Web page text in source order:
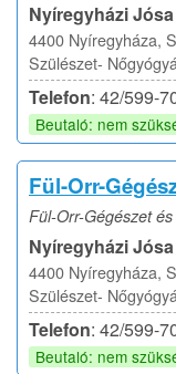
Nyíregyházi
4400 Nyíregyháza,
Szülészet-
Telefon: 42/599-
Beutaló: nem
Fül-Orr-
Fül-Orr-Gégészet
Nyíregyházi
4400 Nyíregyháza,
Szülészet-
Telefon: 42/599-
Beutaló: nem